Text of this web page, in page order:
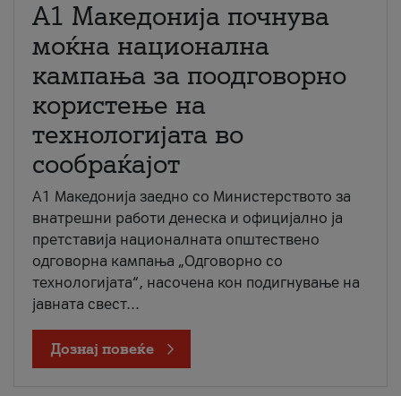
A1 Македонија почнува
моќна национална
кампања за поодговорно
користење на
технологијата во
сообраќајот
A1 Македонија заедно со Министерството за
внатрешни работи денеска и официјално ја
претставија националната општествено
одговорна кампања „Одговорно со
технологијата“, насочена кон подигнување на
јавната свест...
Дознај повеќе